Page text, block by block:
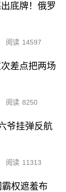
底牌！俄罗
阅读 14597
差点把两场
阅读 8250
爷挂弹反航
阅读 11313
权遮羞布